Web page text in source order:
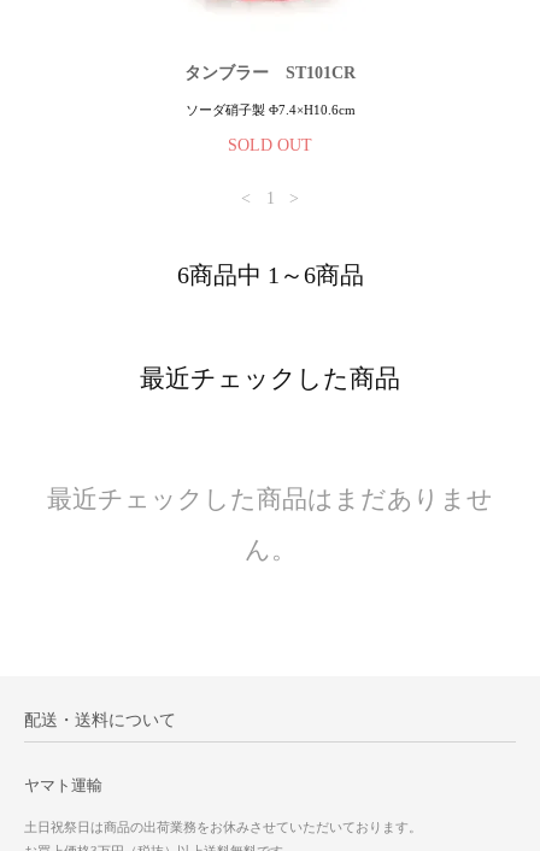
タンブラー ST101CR
ソーダ硝子製 Φ7.4×H10.6cm
SOLD OUT
< 1 >
6商品中 1～6商品
最近チェックした商品
最近チェックした商品はまだありませ
ん。
配送・送料について
ヤマト運輸
土日祝祭日は商品の出荷業務をお休みさせていただいております。